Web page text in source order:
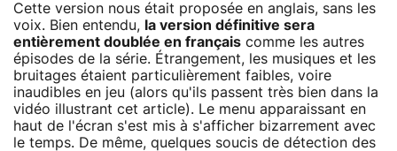
Cette version nous était proposée en anglais, sans les
voix. Bien entendu, la version définitive sera
entièrement doublée en français comme les autres
épisodes de la série. Étrangement, les musiques et les
bruitages étaient particulièrement faibles, voire
inaudibles en jeu (alors qu'ils passent très bien dans la
vidéo illustrant cet article). Le menu apparaissant en
haut de l'écran s'est mis à s'afficher bizarrement avec
le temps. De même, quelques soucis de détection des